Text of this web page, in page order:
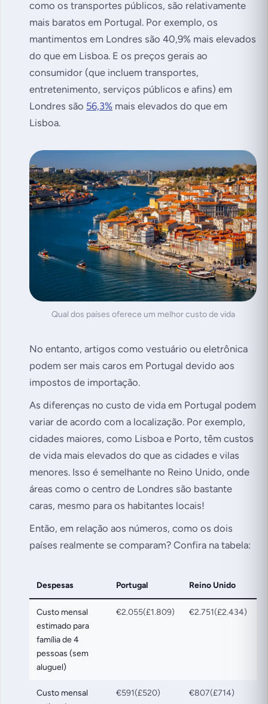
como os transportes públicos, são relativamente
mais baratos em Portugal. Por exemplo, os
mantimentos em Londres são 40,9% mais elevados
do que em Lisboa. E os preços gerais ao
consumidor (que incluem transportes,
entretenimento, serviços públicos e afins) em
Londres são 56,3% mais elevados do que em
Lisboa.
Qual dos países oferece um melhor custo de vida
No entanto, artigos como vestuário ou eletrônica
podem ser mais caros em Portugal devido aos
impostos de importação.
As diferenças no custo de vida em Portugal podem
variar de acordo com a localização. Por exemplo,
cidades maiores, como Lisboa e Porto, têm custos
de vida mais elevados do que as cidades e vilas
menores. Isso é semelhante no Reino Unido, onde
áreas como o centro de Londres são bastante
caras, mesmo para os habitantes locais!
Então, em relação aos números, como os dois
países realmente se comparam? Confira na tabela:
Despesas Portugal Reino Unido
Custo mensal
estimado para
família de 4
pessoas (sem
aluguel)
€2.055(£1.809) €2.751(£2.434)
Custo mensal
€591(£520) €807(£714)